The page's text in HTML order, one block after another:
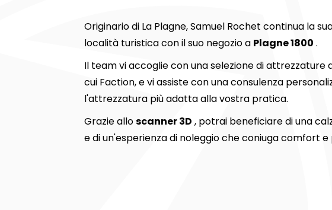
Originario di La Plagne, Samuel Rochet continua la
località turistica con il suo negozio a Plagne 1800 .
Il team vi accoglie con una selezione di attrezzature
cui Faction, e vi assiste con una consulenza
l'attrezzatura più adatta alla vostra pratica.
Grazie alloscanner 3D , potrai beneficiare di una
e di un'esperienza di noleggio che coniuga comfort e